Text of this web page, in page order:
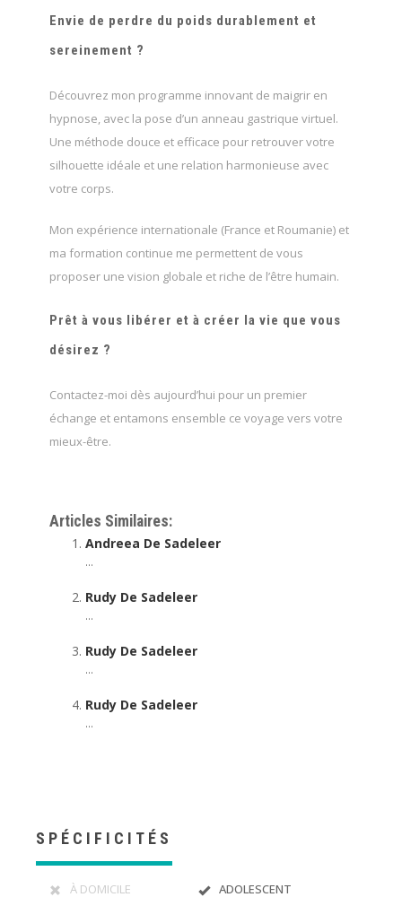
Envie de perdre du poids durablement et
sereinement ?
Découvrez mon programme innovant de maigrir en
hypnose, avec la pose d’un anneau gastrique virtuel.
Une méthode douce et efficace pour retrouver votre
silhouette idéale et une relation harmonieuse avec
votre corps.
Mon expérience internationale (France et Roumanie) et
ma formation continue me permettent de vous
proposer une vision globale et riche de l’être humain.
Prêt à vous libérer et à créer la vie que vous
désirez ?
Contactez-moi dès aujourd’hui pour un premier
échange et entamons ensemble ce voyage vers votre
mieux-être.
Articles Similaires:
Andreea De Sadeleer
...
Rudy De Sadeleer
...
Rudy De Sadeleer
...
Rudy De Sadeleer
...
SPÉCIFICITÉS
À DOMICILE
ADOLESCENT